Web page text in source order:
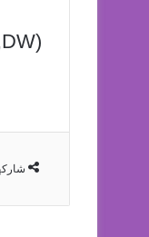
(DW, د ب أ)